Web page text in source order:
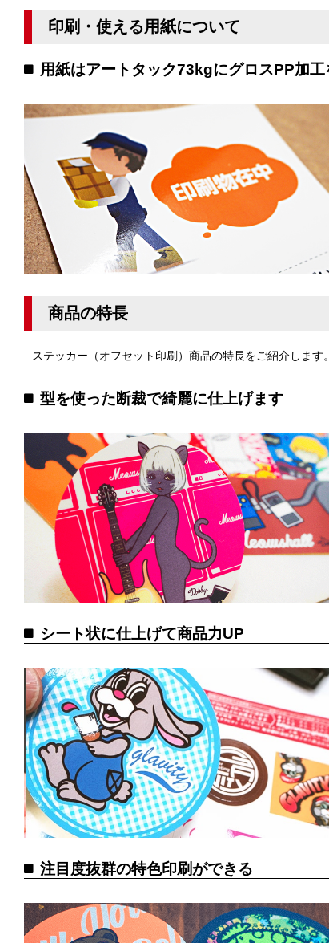
印刷・使える用紙について
用紙はアートタック73kgにグロスPP加工
商品の特長
ステッカー（オフセット印刷）商品の特長をご紹介します。
型を使った断裁で綺麗に仕上げます
シート状に仕上げて商品力UP
注目度抜群の特色印刷ができる